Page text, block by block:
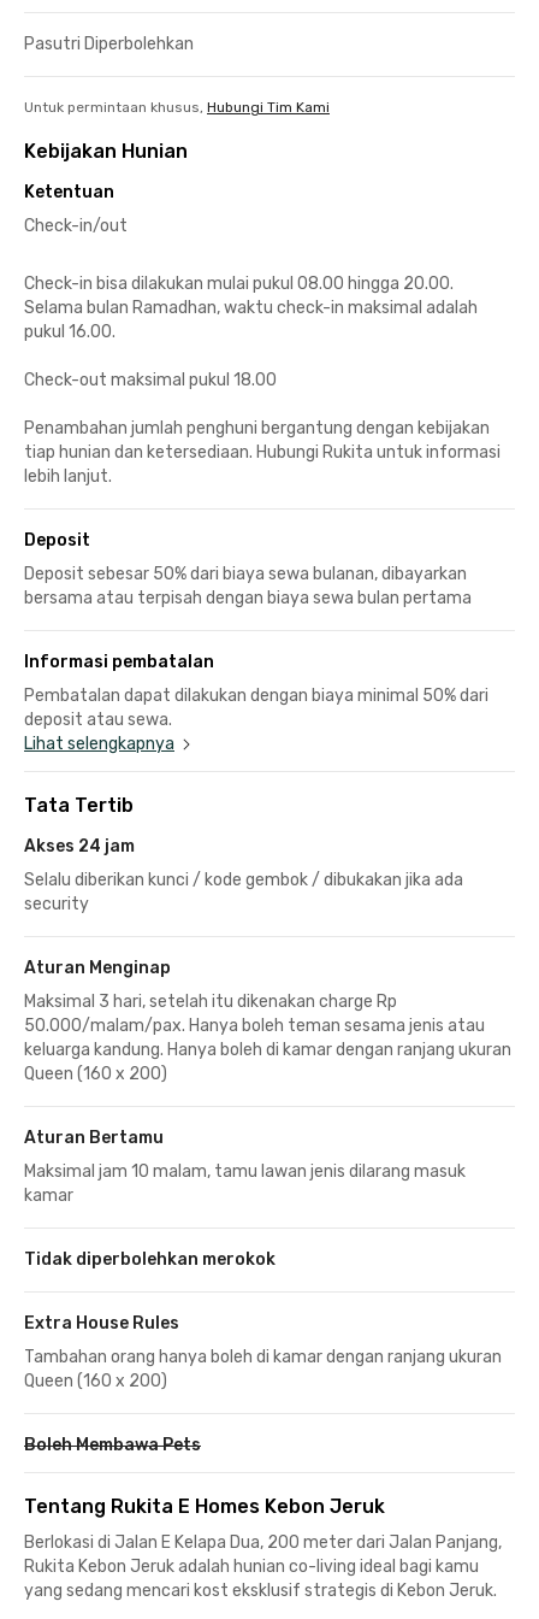
Pasutri Diperbolehkan
Untuk permintaan khusus, Hubungi Tim Kami
Kebijakan Hunian
Ketentuan
Check-in/out
Check-in bisa dilakukan mulai pukul 08.00 hingga 20.00.
Selama bulan Ramadhan, waktu check-in maksimal adalah
pukul 16.00.
Check-out maksimal pukul 18.00
Penambahan jumlah penghuni bergantung dengan kebijakan
tiap hunian dan ketersediaan. Hubungi Rukita untuk informasi
lebih lanjut.
Deposit
Deposit sebesar 50% dari biaya sewa bulanan, dibayarkan
bersama atau terpisah dengan biaya sewa bulan pertama
Informasi pembatalan
Pembatalan dapat dilakukan dengan biaya minimal 50% dari
deposit atau sewa.
Lihat selengkapnya
Tata Tertib
Akses 24 jam
Selalu diberikan kunci / kode gembok / dibukakan jika ada
security
Aturan Menginap
Maksimal 3 hari, setelah itu dikenakan charge Rp
50.000/malam/pax. Hanya boleh teman sesama jenis atau
keluarga kandung. Hanya boleh di kamar dengan ranjang ukuran
Queen (160 x 200)
Aturan Bertamu
Maksimal jam 10 malam, tamu lawan jenis dilarang masuk
kamar
Tidak diperbolehkan merokok
Extra House Rules
Tambahan orang hanya boleh di kamar dengan ranjang ukuran
Queen (160 x 200)
Boleh Membawa Pets
Tentang Rukita E Homes Kebon Jeruk
Berlokasi di Jalan E Kelapa Dua, 200 meter dari Jalan Panjang,
Rukita Kebon Jeruk adalah hunian co-living ideal bagi kamu
yang sedang mencari kost eksklusif strategis di Kebon Jeruk.